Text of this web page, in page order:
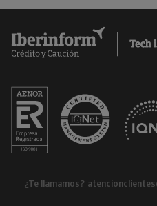
¿Te llamamos?